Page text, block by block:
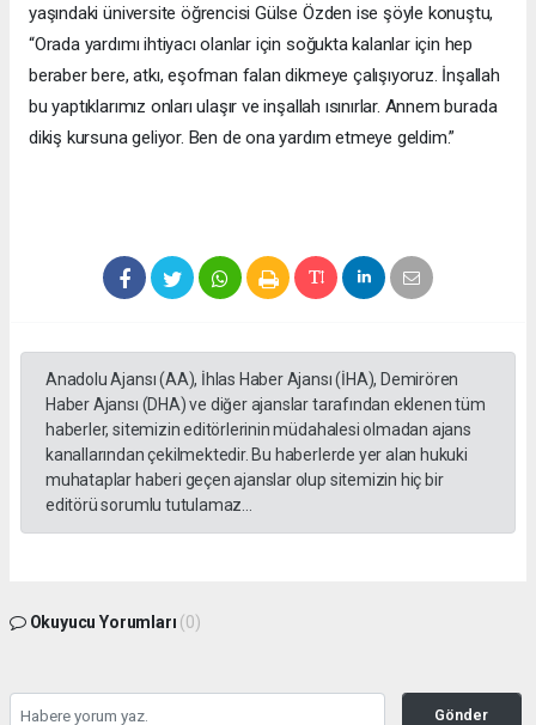
yaşındaki üniversite öğrencisi Gülse Özden ise şöyle konuştu,
“Orada yardımı ihtiyacı olanlar için soğukta kalanlar için hep
beraber bere, atkı, eşofman falan dikmeye çalışıyoruz. İnşallah
bu yaptıklarımız onları ulaşır ve inşallah ısınırlar. Annem burada
dikiş kursuna geliyor. Ben de ona yardım etmeye geldim.”
Anadolu Ajansı (AA), İhlas Haber Ajansı (İHA), Demirören
Haber Ajansı (DHA) ve diğer ajanslar tarafından eklenen tüm
haberler, sitemizin editörlerinin müdahalesi olmadan ajans
kanallarından çekilmektedir. Bu haberlerde yer alan hukuki
muhataplar haberi geçen ajanslar olup sitemizin hiç bir
editörü sorumlu tutulamaz...
Okuyucu Yorumları (0)
Gönder